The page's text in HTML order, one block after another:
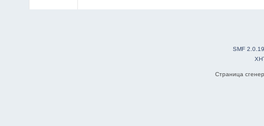
SMF 2.0.19
Страница